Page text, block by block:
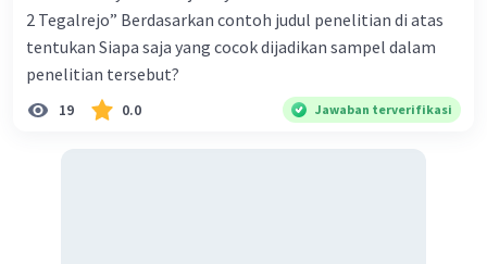
2 Tegalrejo” Berdasarkan contoh judul penelitian di atas
tentukan Siapa saja yang cocok dijadikan sampel dalam
penelitian tersebut?
19 0.0 Jawaban terverifikasi